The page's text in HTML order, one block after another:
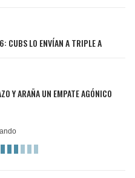
CUBS LO ENVÍAN A TRIPLE A
Y ARAÑA UN EMPATE AGÓNICO